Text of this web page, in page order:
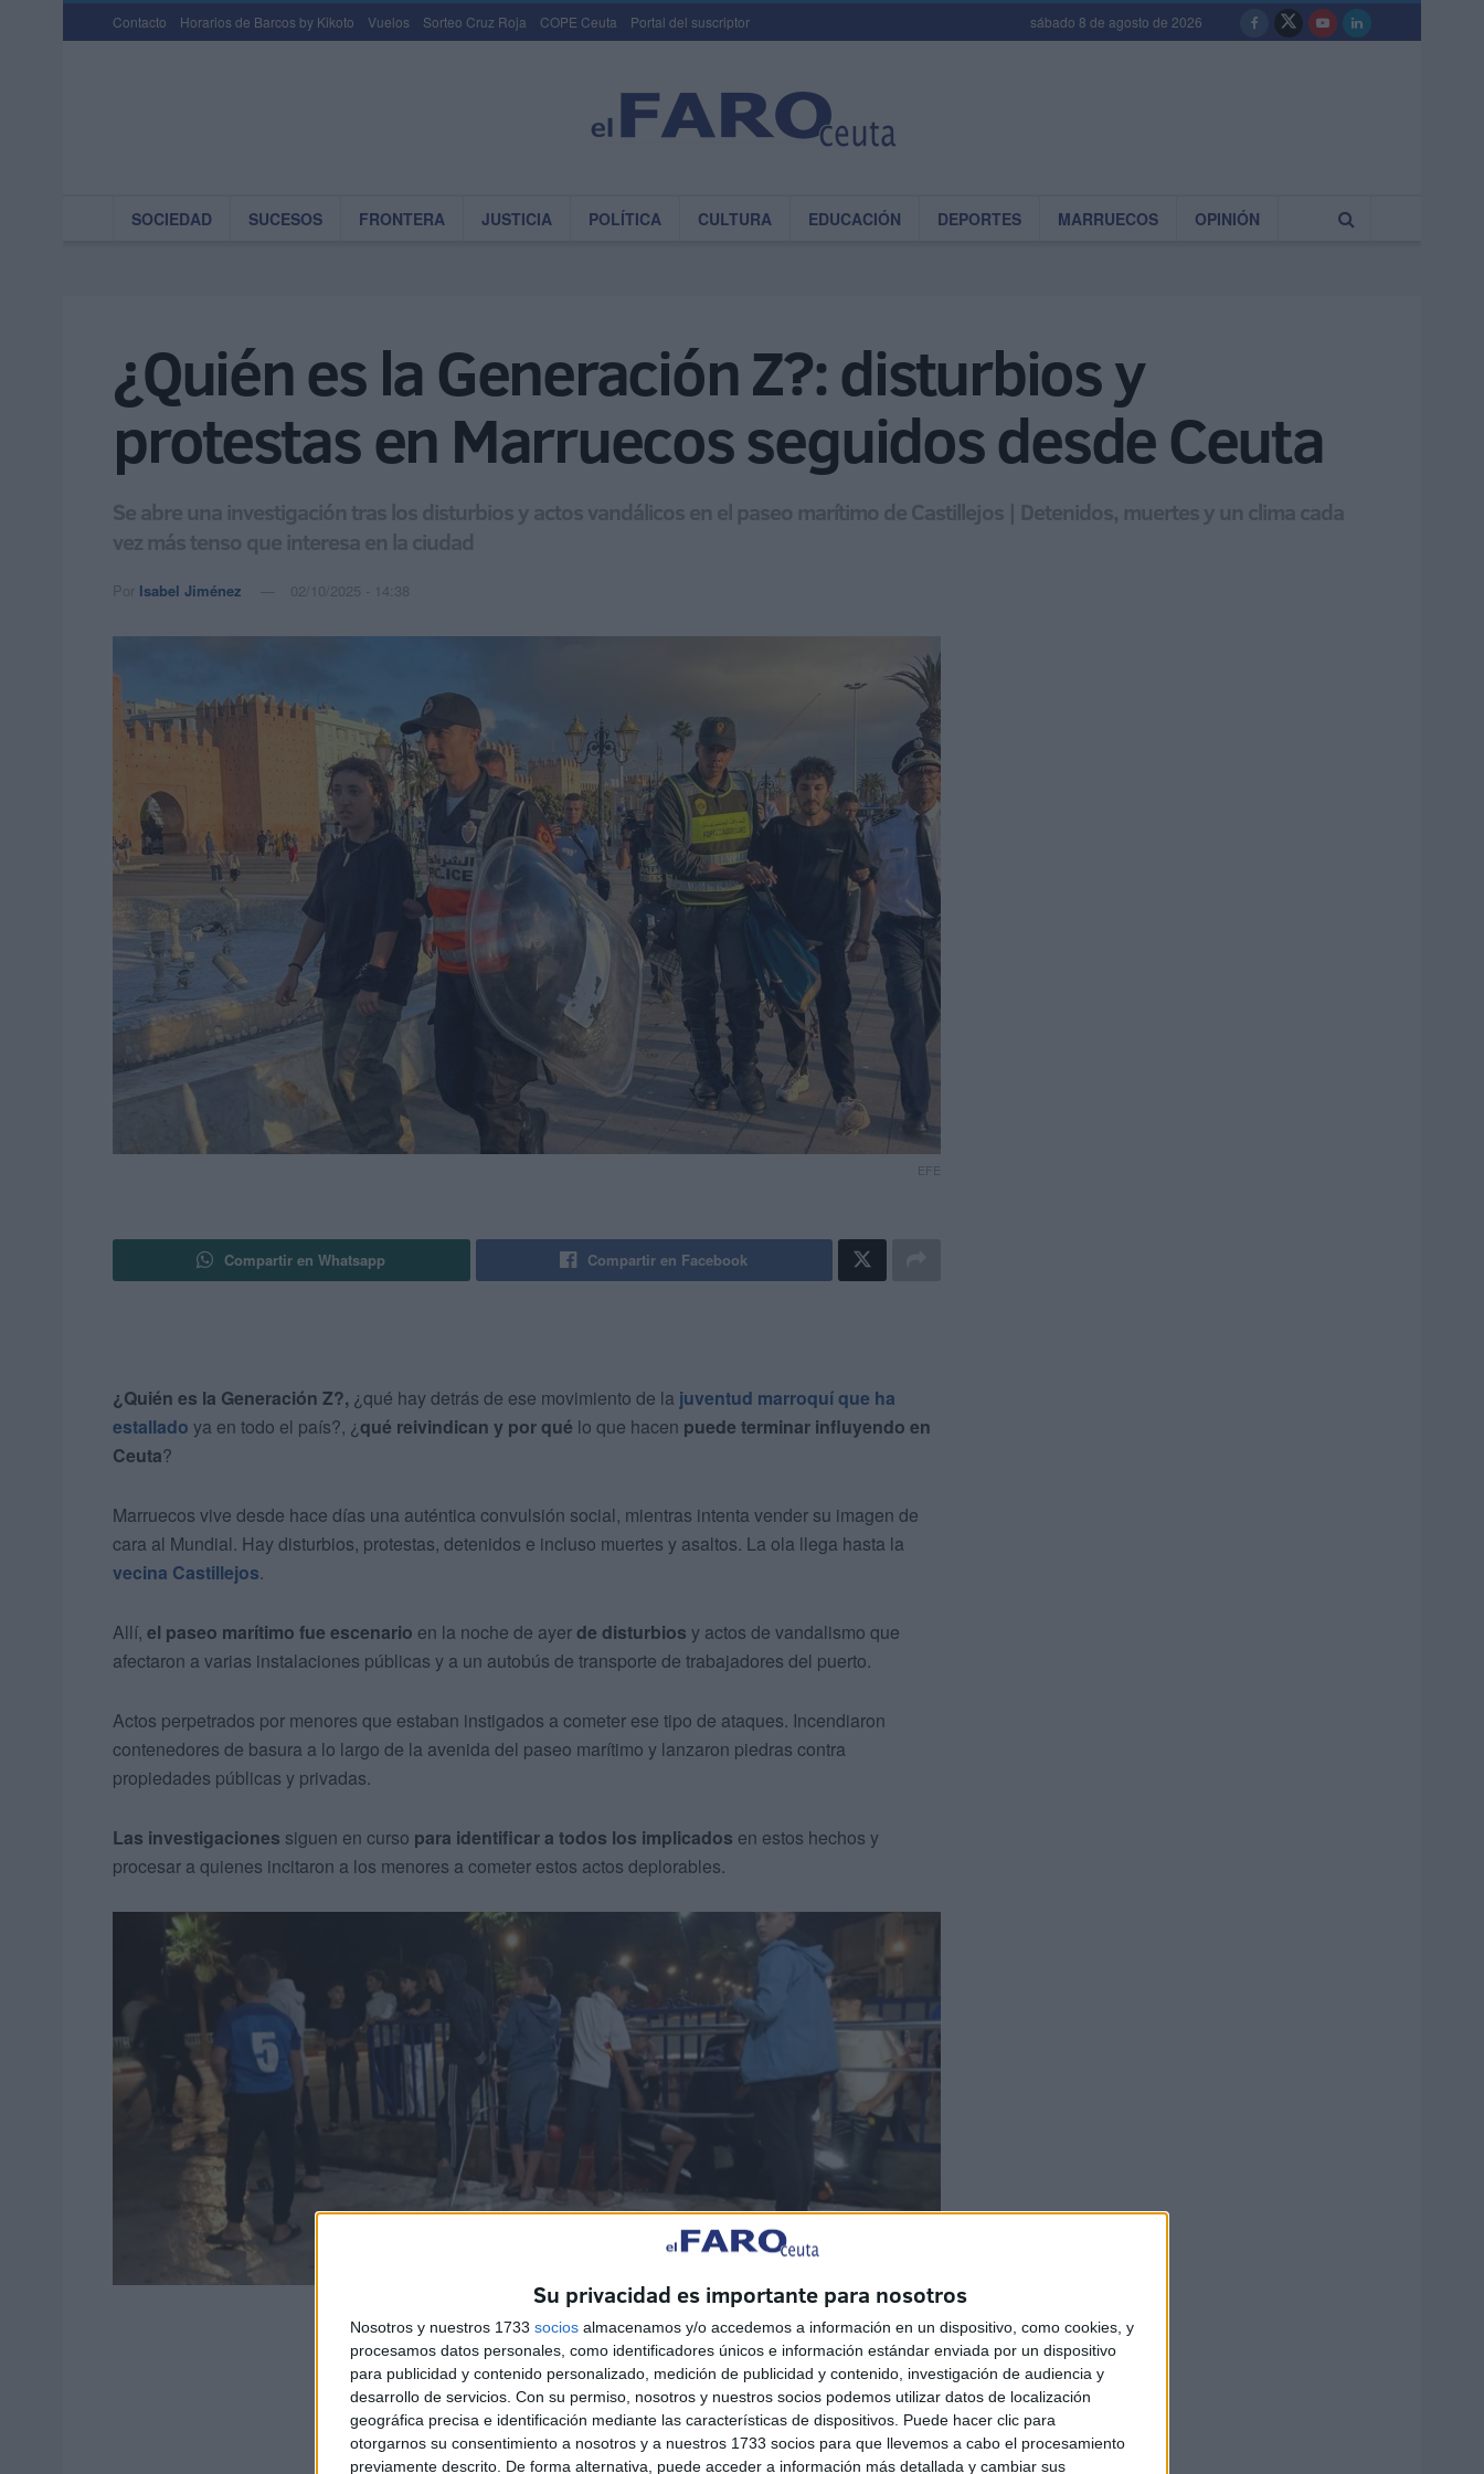
Su privacidad es importante para nosotros
Nosotros y nuestros 1733 socios almacenamos y/o accedemos a información en un dispositivo, como cookies, y
procesamos datos personales, como identificadores únicos e información estándar enviada por un dispositivo
para publicidad y contenido personalizado, medición de publicidad y contenido, investigación de audiencia y
desarrollo de servicios. Con su permiso, nosotros y nuestros socios podemos utilizar datos de localización
geográfica precisa e identificación mediante las características de dispositivos. Puede hacer clic para
otorgarnos su consentimiento a nosotros y a nuestros 1733 socios para que llevemos a cabo el procesamiento
previamente descrito. De forma alternativa, puede acceder a información más detallada y cambiar sus
Contacto Horarios de Barcos by Kikoto Vuelos Sorteo Cruz Roja COPE Ceuta Portal del suscriptor sábado 8 de agosto de 2026
SOCIEDAD SUCESOS FRONTERA JUSTICIA POLÍTICA CULTURA EDUCACIÓN DEPORTES MARRUECOS OPINIÓN
¿Quién es la Generación Z?: disturbios y
protestas en Marruecos seguidos desde Ceuta
Se abre una investigación tras los disturbios y actos vandálicos en el paseo marítimo de Castillejos | Detenidos, muertes y un clima cada
vez más tenso que interesa en la ciudad
Por Isabel Jiménez 02/10/2025 - 14:38
EFE
Compartir en Whatsapp Compartir en Facebook
¿Quién es la Generación Z?, ¿qué hay detrás de ese movimiento de la juventud marroquí que ha
estallado ya en todo el país?, ¿qué reivindican y por qué lo que hacen puede terminar influyendo en
Ceuta?
Marruecos vive desde hace días una auténtica convulsión social, mientras intenta vender su imagen de
cara al Mundial. Hay disturbios, protestas, detenidos e incluso muertes y asaltos. La ola llega hasta la
vecina Castillejos.
Allí, el paseo marítimo fue escenario en la noche de ayerde disturbios y actos de vandalismo que
afectaron a varias instalaciones públicas y a un autobús de transporte de trabajadores del puerto.
Actos perpetrados por menores que estaban instigados a cometer ese tipo de ataques. Incendiaron
contenedores de basura a lo largo de la avenida del paseo marítimo y lanzaron piedras contra
propiedades públicas y privadas.
Las investigaciones siguen en curso para identificar a todos los implicados en estos hechos y
procesar a quienes incitaron a los menores a cometer estos actos deplorables.
Foto: satv.ma